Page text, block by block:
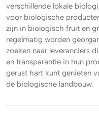
verschillende lokale
voor biologische
zijn in biologisch fruit en
regelmatig worden
zoeken naar leveranciers
en transparantie in hun
gerust hart kunt genieten
de biologische landbouw.